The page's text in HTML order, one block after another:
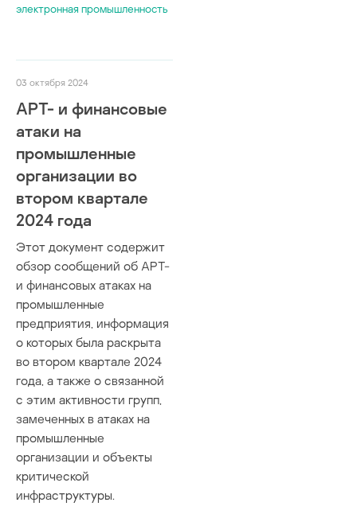
электронная промышленность
03 октября 2024
APT- и финансовые
атаки на
промышленные
организации во
втором квартале
2024 года
Этот документ содержит
обзор сообщений об APT-
и финансовых атаках на
промышленные
предприятия, информация
о которых была раскрыта
во втором квартале 2024
года, а также о связанной
с этим активности групп,
замеченных в атаках на
промышленные
организации и объекты
критической
инфраструктуры.